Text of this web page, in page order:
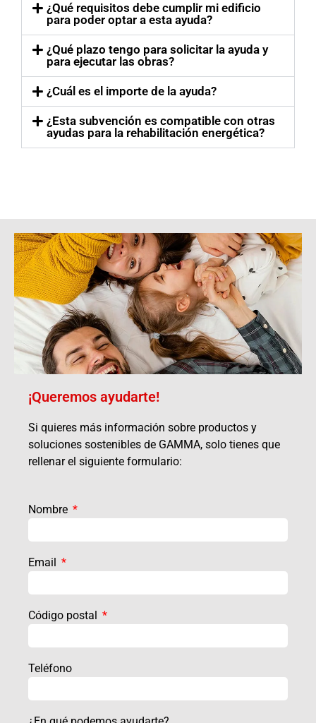
¿Qué requisitos debe cumplir mi edificio
para poder optar a esta ayuda?
¿Qué plazo tengo para solicitar la ayuda y
para ejecutar las obras?
¿Cuál es el importe de la ayuda?
¿Esta subvención es compatible con otras
ayudas para la rehabilitación energética?
¡Queremos ayudarte!
Si quieres más información sobre productos y
soluciones sostenibles de GAMMA, solo tienes que
rellenar el siguiente formulario:
Nombre
Email
Código postal
Teléfono